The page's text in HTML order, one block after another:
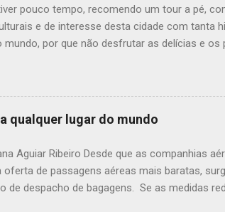
pouco tempo, recomendo um tour a pé,
e de interesse desta cidade com tanta
mundo, por que não desfrutar as delícias e os
"Ólinda situação Por uma cidadela Mais um
é bela Em qualquer estação..." Passear
admirar o casario colorido e resgatar um
cidade, entre portugueses e holandeses. A
além de provar uma boa cocada
qualquer lugar do mundo
Aguiar Ribeiro Desde que as companhias
oferta de passagens aéreas mais baratas,
de despacho de bagagens. Se as medidas